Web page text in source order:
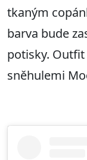
tkaným
barva bude
potisky.
sněhulemi